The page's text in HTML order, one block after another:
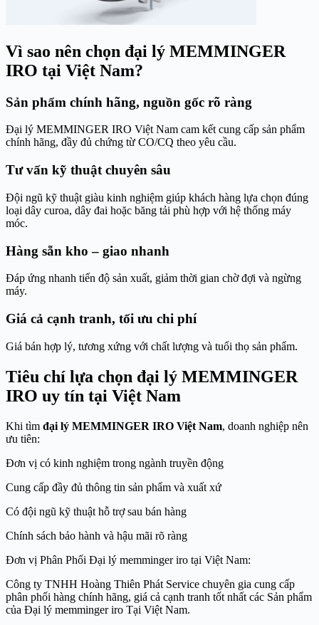
Vì sao nên chọn đại lý MEMMINGER
IRO tại Việt Nam?
Sản phẩm chính hãng, nguồn gốc rõ ràng
Đại lý MEMMINGER IRO Việt Nam cam kết cung cấp sản phẩm
chính hãng, đầy đủ chứng từ CO/CQ theo yêu cầu.
Tư vấn kỹ thuật chuyên sâu
Đội ngũ kỹ thuật giàu kinh nghiệm giúp khách hàng lựa chọn đúng
loại dây curoa, dây đai hoặc băng tải phù hợp với hệ thống máy
móc.
Hàng sẵn kho – giao nhanh
Đáp ứng nhanh tiến độ sản xuất, giảm thời gian chờ đợi và ngừng
máy.
Giá cả cạnh tranh, tối ưu chi phí
Giá bán hợp lý, tương xứng với chất lượng và tuổi thọ sản phẩm.
Tiêu chí lựa chọn đại lý MEMMINGER
IRO uy tín tại Việt Nam
Khi tìm đại lý MEMMINGER IRO Việt Nam, doanh nghiệp nên
ưu tiên:
Đơn vị có kinh nghiệm trong ngành truyền động
Cung cấp đầy đủ thông tin sản phẩm và xuất xứ
Có đội ngũ kỹ thuật hỗ trợ sau bán hàng
Chính sách bảo hành và hậu mãi rõ ràng
Đơn vị Phân Phối Đại lý memminger iro tại Việt Nam:
Công ty TNHH Hoàng Thiên Phát Service chuyên gia cung cấp
phân phối hàng chính hãng, giá cả cạnh tranh tốt nhất các Sản phẩm
của Đại lý memminger iro Tại Việt Nam.